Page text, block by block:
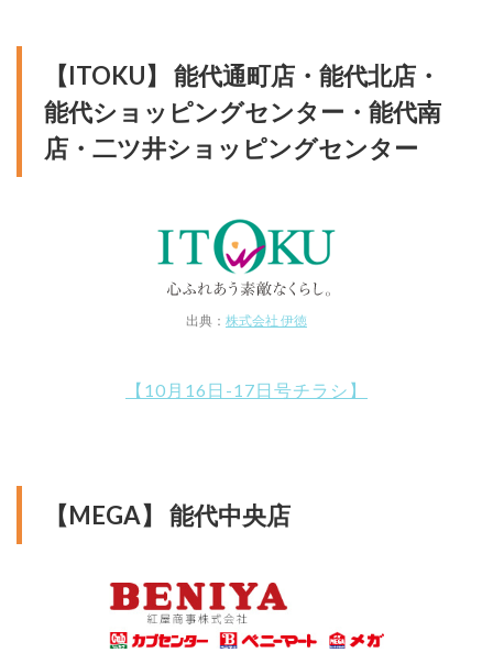
【ITOKU】 能代通町店・能代北店・
能代ショッピングセンター・能代南
店・二ツ井ショッピングセンター
出典： 株式会社 伊徳
【10月16日-17日号チラシ】
【MEGA】 能代中央店